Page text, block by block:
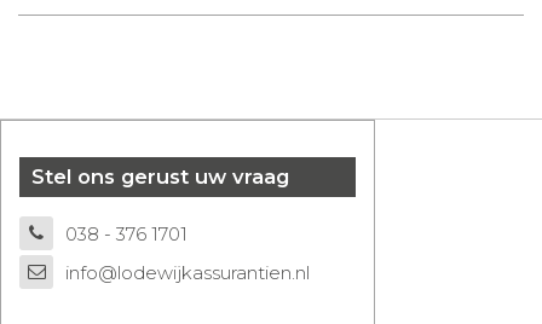
Stel ons gerust uw vraag
038 - 376 1701
info@lodewijkassurantien.nl